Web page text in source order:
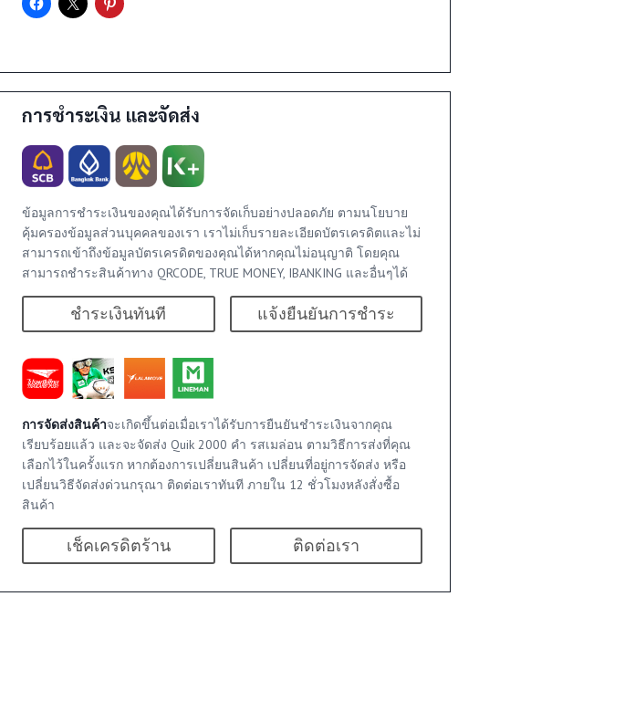
การชำระเงิน และจัดส่ง
ข้อมูลการชำระเงินของคุณได้รับการจัดเก็บอย่างปลอดภัย ตามนโยบาย
คุ้มครองข้อมูลส่วนบุคคลของเรา เราไม่เก็บรายละเอียดบัตรเครดิตและไม่
สามารถเข้าถึงข้อมูลบัตรเครดิตของคุณได้หากคุณไม่อนุญาติ โดยคุณ
สามารถชำระสินค้าทาง QRCODE, TRUE MONEY, IBANKING และอื่นๆได้
ชำระเงินทันที แจ้งยืนยันการชำระ
การจัดส่งสินค้าจะเกิดขึ้นต่อเมื่อเราได้รับการยืนยันชำระเงินจากคุณ
เรียบร้อยแล้ว และจะจัดส่ง Quik 2000 คำ รสเมล่อน ตามวิธีการส่งที่คุณ
เลือกไว้ในครั้งแรก หากต้องการเปลี่ยนสินค้า เปลี่ยนที่อยู่การจัดส่ง หรือ
เปลี่ยนวิธีจัดส่งด่วนกรุณา ติดต่อเราทันที ภายใน 12 ชั่วโมงหลังสั่งซื้อ
สินค้า
เช็คเครดิตร้าน ติดต่อเรา